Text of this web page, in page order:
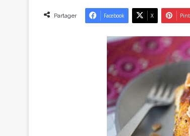
Partager Facebook X